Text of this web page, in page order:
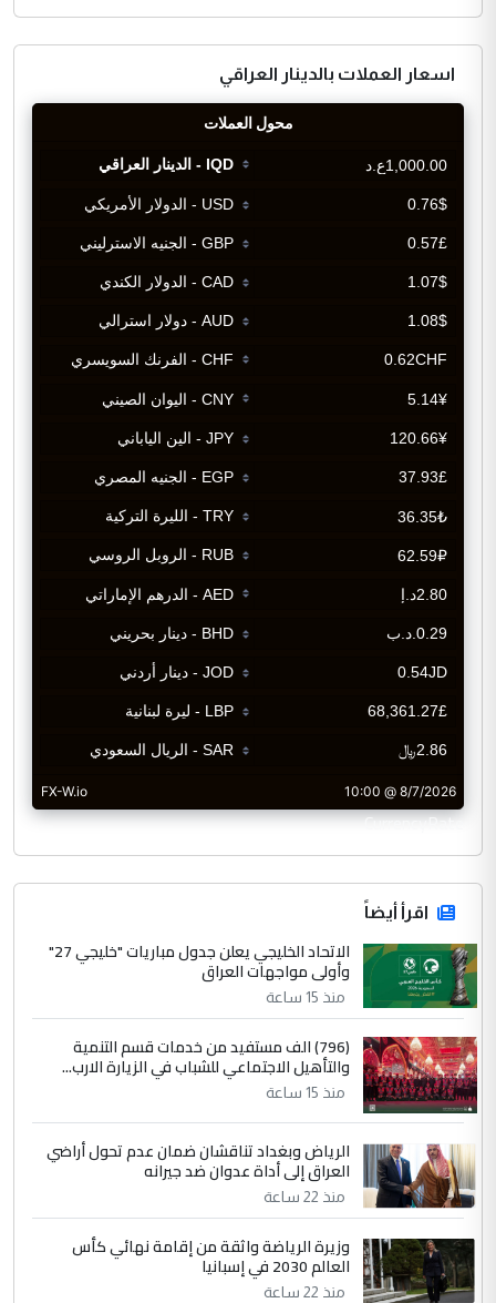
اسعار العملات بالدينار العراقي
CurrencyRate
اقرأ أيضاً
الاتحاد الخليجي يعلن جدول مباريات "خليجي 27"
وأولى مواجهات العراق
منذ 15 ساعة
(796) الف مستفيد من خدمات قسم التنمية
والتأهيل الاجتماعي للشباب في الزيارة الارب...
منذ 15 ساعة
الرياض وبغداد تناقشان ضمان عدم تحول أراضي
العراق إلى أداة عدوان ضد جيرانه
منذ 22 ساعة
وزيرة الرياضة واثقة من إقامة نهائي كأس
العالم 2030 في إسبانيا
منذ 22 ساعة